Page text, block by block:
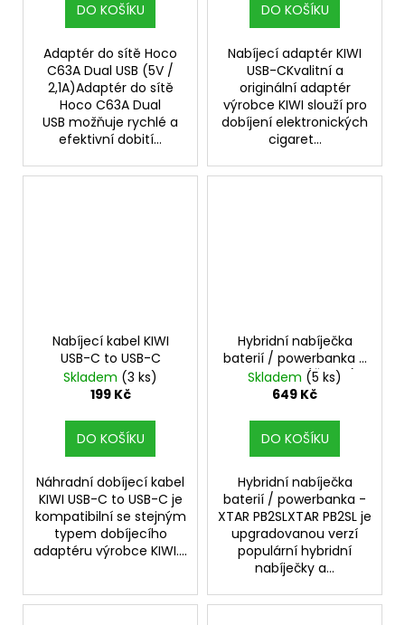
DO KOŠÍKU
Adaptér do sítě Hoco
C63A Dual USB (5V /
2,1A)Adaptér do sítě
Hoco C63A Dual
USB možňuje rychlé a
efektivní dobití...
DO KOŠÍKU
Nabíjecí adaptér KIWI
USB-CKvalitní a
originální adaptér
výrobce KIWI slouží pro
dobíjení elektronických
cigaret...
Nabíjecí kabel KIWI
USB-C to USB-C
Skladem (3 ks)
199 Kč
DO KOŠÍKU
Náhradní dobíjecí kabel
KIWI USB-C to USB-C je
kompatibilní se stejným
typem dobíjecího
adaptéru výrobce KIWI....
Hybridní nabíječka
baterií / powerbanka -
XTAR PB2SL (Černá)
Skladem (5 ks)
649 Kč
DO KOŠÍKU
Hybridní nabíječka
baterií / powerbanka -
XTAR PB2SLXTAR PB2SL je
upgradovanou verzí
populární hybridní
nabíječky a...